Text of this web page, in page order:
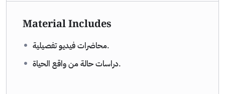
Material Includes
محاضرات فيديو تفصيلية.
دراسات حالة من واقع الحياة.